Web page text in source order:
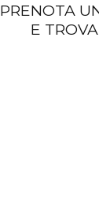
PRENOTA
E